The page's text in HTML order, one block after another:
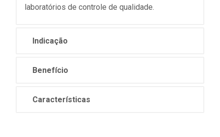
laboratórios de controle de qualidade.
Indicação
Benefício
Características